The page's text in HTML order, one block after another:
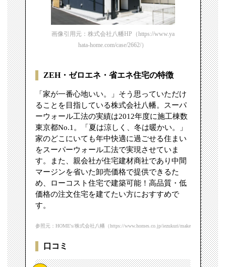
画像引用元：株式会社八幡HP（https://www.ya
hata-home.com/case/2662/）
ZEH・ゼロエネ・省エネ住宅の特徴
「家が一番心地いい。」そう思っていただけ
ることを目指している株式会社八幡。スーパ
ーウォール工法の実績は2012年度に施工棟数
東京都No.1。「夏は涼しく、冬は暖かい。」
家のどこにいても年中快適に過ごせる住まい
をスーパーウォール工法で実現させていま
す。また、親会社が住宅建材商社であり中間
マージンを省いた卸売価格で提供できるた
め、ローコスト住宅で建築可能！高品質・低
価格の注文住宅を建てたい方におすすめで
す。
参照元：HOME's/株式会社八幡（https://www.homes.co.jp/iezukuri/makers/9368）
口コミ